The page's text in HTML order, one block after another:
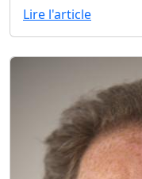
Lire l'article